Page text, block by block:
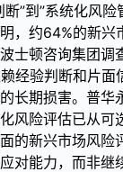
”到”系统化风
，约64%的新
士顿咨询集团
经验判断和片面
长期损害。普华
风险评估已从可
的新兴市场风险
对能力，而非